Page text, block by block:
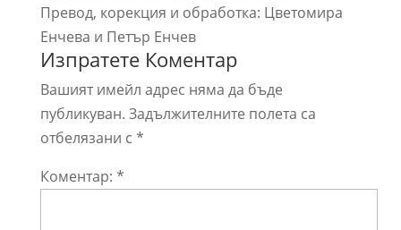
Превод, корекция и обработка: Цветомира
Енчева и Петър Енчев
Изпратете Коментар
Вашият имейл адрес няма да бъде
публикуван. Задължителните полета са
отбелязани с *
Коментар: *